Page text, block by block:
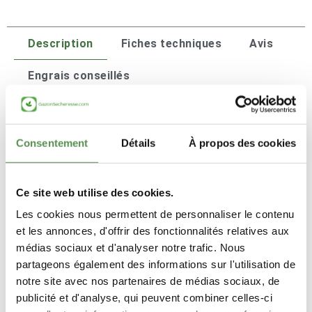
Consentement Détails À propos des cookies
Ce site web utilise des cookies.
Les cookies nous permettent de personnaliser le contenu
et les annonces, d'offrir des fonctionnalités relatives aux
médias sociaux et d'analyser notre trafic. Nous
partageons également des informations sur l'utilisation de
notre site avec nos partenaires de médias sociaux, de
publicité et d'analyse, qui peuvent combiner celles-ci
Description Fiches techniques Avis
Engrais conseillés
Où peut-on semer le gazon STARGIL ?
Idéalement dans le sud de la France, il peut aussi être
semé au nord de la ligne Lyon - La Rochelle sur les
Quand semer le STARGIL ?
Vous voulez semer dès cet automne ?
Il est possible de semer le